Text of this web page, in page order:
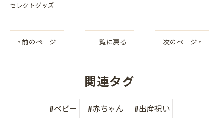
セレクトグッズ
< 前のページ 一覧に戻る 次のページ >
関連タグ
#ベビー #赤ちゃん #出産祝い